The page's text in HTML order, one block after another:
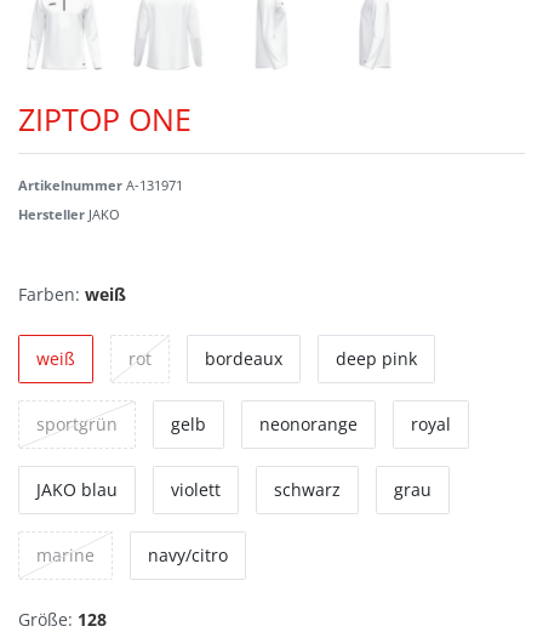
ZIPTOP ONE
Artikelnummer A-131971
Hersteller JAKO
Farben: weiß
weiß rot bordeaux deep pink
sportgrün gelb neonorange royal
JAKO blau violett schwarz grau
marine navy/citro
Größe: 128